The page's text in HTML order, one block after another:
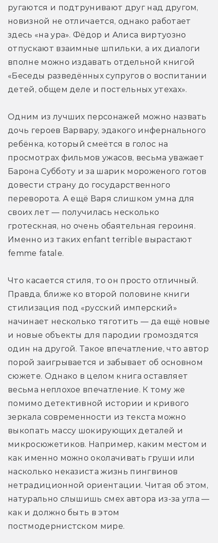
ругаются и подтрунивают друг над другом,
новизной не отличается, однако работает
здесь «на ура». Фёдор и Алиса виртуозно
отпускают взаимные шпильки, а их диалоги
вполне можно издавать отдельной книгой
«Беседы разведённых супругов о воспитании
детей, общем деле и постельных утехах».
Одним из лучших персонажей можно назвать
дочь героев Варвару, эдакого инфернального
ребёнка, который смеётся в голос на
просмотрах фильмов ужасов, весьма уважает
Барона Субботу и за шарик мороженого готов
довести страну до государственного
переворота. А ещё Варя слишком умна для
своих лет — получилась несколько
гротескная, но очень обаятельная героиня.
Именно из таких enfant terrible вырастают
femme fatale.
Что касается стиля, то он просто отличный.
Правда, ближе ко второй половине книги
стилизация под «русский имперский»
начинает несколько тяготить — да ещё новые
и новые объекты для пародии громоздятся
один на другой. Такое впечатление, что автор
порой заигрывается и забывает об основном
сюжете. Однако в целом книга оставляет
весьма неплохое впечатление. К тому же
помимо детективной истории и кривого
зеркала современности из текста можно
выкопать массу шокирующих деталей и
микросюжетиков. Например, каким местом и
как именно можно околачивать груши или
насколько неказиста жизнь пингвинов
нетрадиционной ориентации. Читая об этом,
натурально слышишь смех автора из-за угла —
как и должно быть в этом
постмодернистском мире.